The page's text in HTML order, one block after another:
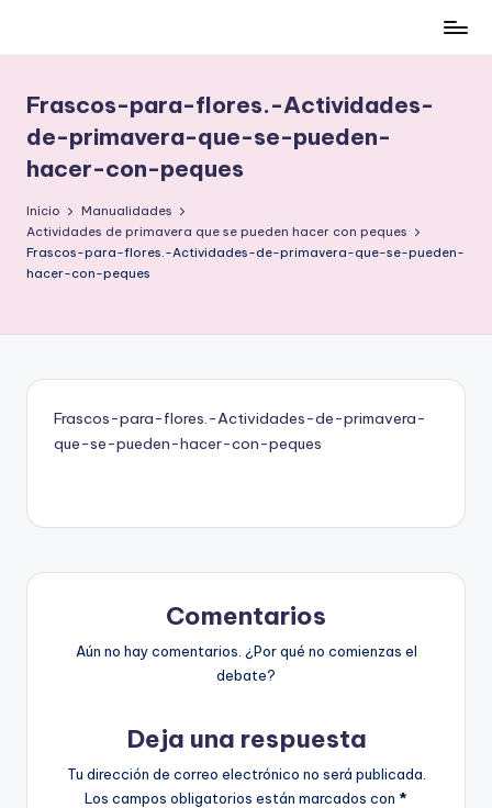
contenido
low-
cost
y
no
en
intento
Frascos-para-flores.-Actividades-
de-primavera-que-se-pueden-
hacer-con-peques
Inicio
Manualidades
Actividades de primavera que se pueden hacer con peques
Frascos-para-flores.-Actividades-de-primavera-que-se-pueden-
hacer-con-peques
Frascos-para-flores.-Actividades-de-primavera-
que-se-pueden-hacer-con-peques
Comentarios
Aún no hay comentarios. ¿Por qué no comienzas el
debate?
Deja una respuesta
Tu dirección de correo electrónico no será publicada.
Los campos obligatorios están marcados con *